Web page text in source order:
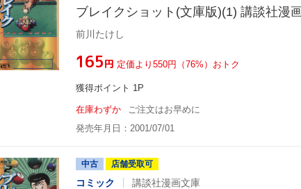
ブレイクショット(文庫版)(1) 講談社漫
前川たけし
¥165円 定価より550円（76%）おトク
獲得ポイント 1P
在庫わずか
ご注文はお早めに
発売年月日：2001/07/01
中古 店舗受取可
コミック 講談社漫画文庫